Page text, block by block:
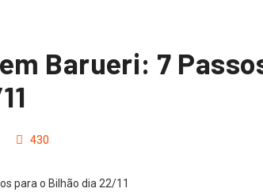
Barueri: 7
430